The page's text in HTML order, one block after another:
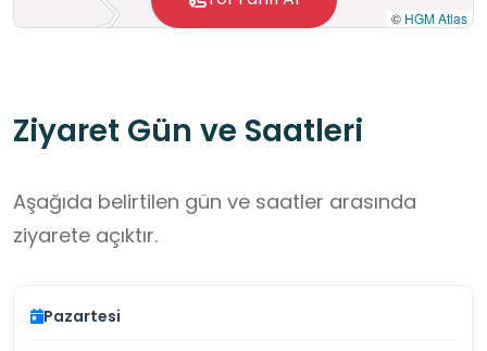
© HGM Atlas
Ziyaret Gün ve Saatleri
Aşağıda belirtilen gün ve saatler arasında
ziyarete açıktır.
Pazartesi